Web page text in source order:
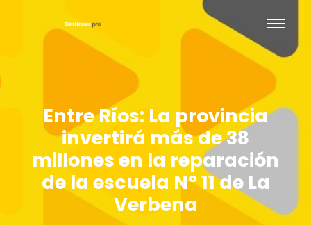
Entre Ríos: La provincia
invertirá más de 38
millones en la reparación
de la escuela Nº 11 de La
Verbena